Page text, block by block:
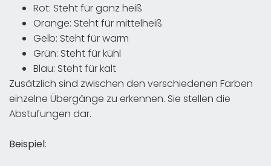
Rot: Steht für ganz heiß
Orange: Steht für mittelheiß
Gelb: Steht für warm
Grün: Steht für kühl
Blau: Steht für kalt
Zusätzlich sind zwischen den verschiedenen Farben
einzelne Übergänge zu erkennen. Sie stellen die
Abstufungen dar.
Beispiel: